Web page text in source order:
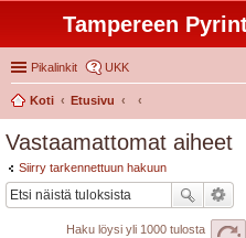
Tampereen
Pikalinkit UKK
Koti
Etusivu
Vastaamattomat aiheet
Siirry tarkennettuun hakuun
Haku löysi yli 1000 tulosta